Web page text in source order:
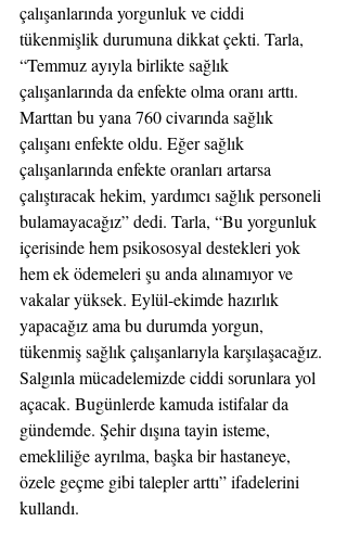
çalışanlarında yorgunluk ve ciddi
tükenmişlik durumuna dikkat çekti. Tarla,
“Temmuz ayıyla birlikte sağlık
çalışanlarında da enfekte olma oranı arttı.
Marttan bu yana 760 civarında sağlık
çalışanı enfekte oldu. Eğer sağlık
çalışanlarında enfekte oranları artarsa
çalıştıracak hekim, yardımcı sağlık personeli
bulamayacağız” dedi. Tarla, “Bu yorgunluk
içerisinde hem psikososyal destekleri yok
hem ek ödemeleri şu anda alınamıyor ve
vakalar yüksek. Eylül-ekimde hazırlık
yapacağız ama bu durumda yorgun,
tükenmiş sağlık çalışanlarıyla karşılaşacağız.
Salgınla mücadelemizde ciddi sorunlara yol
açacak. Bugünlerde kamuda istifalar da
gündemde. Şehir dışına tayin isteme,
emekliliğe ayrılma, başka bir hastaneye,
özele geçme gibi talepler arttı” ifadelerini
kullandı.